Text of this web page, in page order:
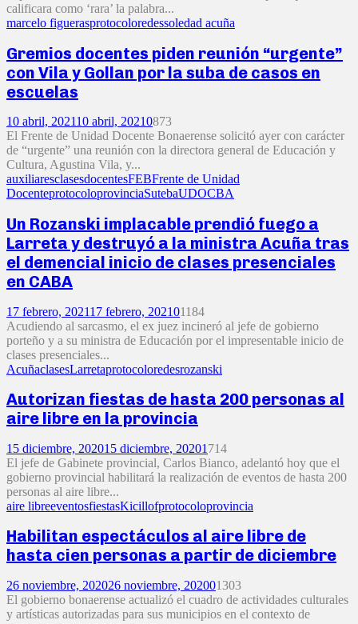
calificara como ‘rara’ la palabra...
marcelo figuerasprotocoloredessoledad acuña
Gremios docentes piden reunión “urgente”
con Vila y Gollan por la suba de casos en
escuelas
10 abril, 202110 abril, 20210873
El Frente de Unidad Docente Bonaerense solicitó ayer con carácter
de “urgente” una reunión con la directora general de Educación y
Cultura, Agustina Vila, y...
auxiliaresclasesdocentesFEBFrente de Unidad
DocenteprotocoloprovinciaSutebaUDOCBA
Un Rozanski implacable prendió fuego a
Larreta y destruyó a la ministra Acuña tras
el demencial inicio de clases presenciales
en CABA
17 febrero, 202117 febrero, 202101184
Acudiendo al sarcasmo, el ex juez incineró al jefe de gobierno
porteño y a su ministra de Educación por el impresentable inicio de
clases presenciales...
AcuñaclasesLarretaprotocoloredesrozanski
Autorizan fiestas de hasta 200 personas al
aire libre en la provincia
15 diciembre, 202015 diciembre, 20201 714
El jefe de Gabinete provincial, Carlos Bianco, adelantó hoy que el
gobierno provincial habilitará la realización de eventos de hasta 200
personas al aire libre...
aire libreeventosfiestasKicillofprotocoloprovincia
Habilitan espectáculos al aire libre de
hasta cien personas a partir de diciembre
26 noviembre, 202026 noviembre, 202001303
El gobierno bonaerense actualizó el cuadro de actividades culturales
y artísticas autorizadas para sus municipios en el contexto de